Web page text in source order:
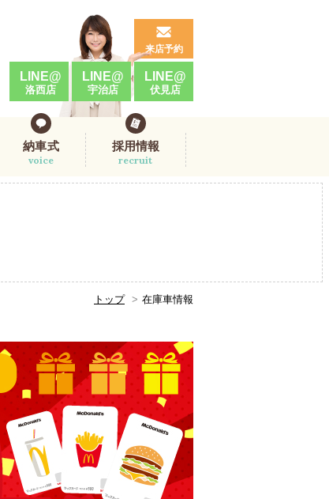
来店予約
LINE@
洛西店
LINE@
宇治店
LINE@
伏見店
納車式
voice
採用情報
recruit
トップ 在庫車情報